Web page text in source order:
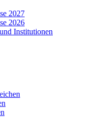
2027
2026
Institutionen